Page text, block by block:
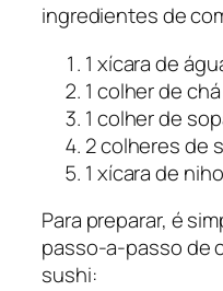
ingredientes de
1 xícara de
1 colher de
1 colher de
2 colheres de
1 xícara de
Para preparar, é
passo-a-passo de
sushi: